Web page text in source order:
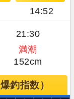
14:52
21:30
満潮
152cm
釣指数）